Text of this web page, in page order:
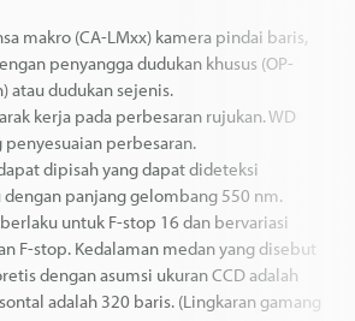
makro (CA-LMxx) kamera pindai baris,
penyangga dudukan khusus (OP-
atau dudukan sejenis.
kerja pada perbesaran rujukan. WD
perbesaran.
dipisah yang dapat dideteksi
panjang gelombang 550 nm.
untuk F-stop 16 dan bervariasi
F-stop. Kedalaman medan yang disebut
dengan asumsi ukuran CCD adalah
adalah 320 baris. (Lingkaran gamang